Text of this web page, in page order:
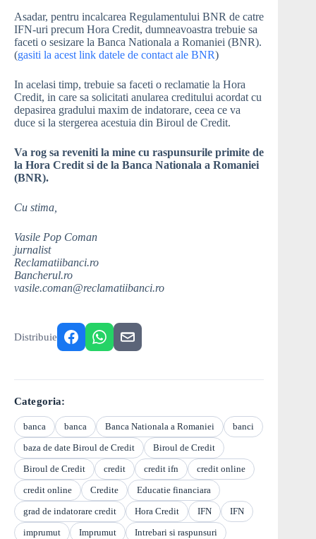
Asadar, pentru incalcarea Regulamentului BNR de catre
IFN-uri precum Hora Credit, dumneavoastra trebuie sa
faceti o sesizare la Banca Nationala a Romaniei (BNR).
(gasiti la acest link datele de contact ale BNR)
In acelasi timp, trebuie sa faceti o reclamatie la Hora
Credit, in care sa solicitati anularea creditului acordat cu
depasirea gradului maxim de indatorare, ceea ce va
duce si la stergerea acestuia din Biroul de Credit.
Va rog sa reveniti la mine cu raspunsurile primite de
la Hora Credit si de la Banca Nationala a Romaniei
(BNR).
Cu stima,
Vasile Pop Coman
jurnalist
Reclamatiibanci.ro
Bancherul.ro
vasile.coman@reclamatiibanci.ro
Distribuie
Categoria:
banca banca Banca Nationala a Romaniei
banci
baza de date Biroul de Credit
Biroul de Credit
Biroul de Credit
credit credit ifn
credit online
credit online
Credite
Educatie financiara
grad de indatorare credit
Hora Credit IFN
IFN
imprumut
Imprumut Intrebari si raspunsuri